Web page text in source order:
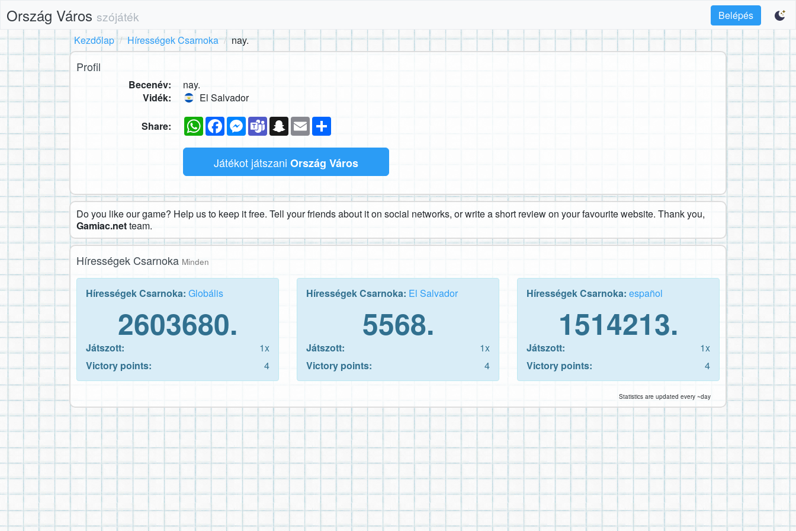
Ország Város szójáték
Belépés
Kezdőlap
Hírességek Csarnoka nay.
Profil
Becenév:
nay.
Vidék:
El Salvador
Share: WhatsAppFacebookMessenger
TeamsSnapchat
Email
Játékot játszani Ország Város
Do you like our game? Help us to keep it free. Tell your friends about it on social networks, or write a short review on your favourite website. Thank you,
Gamiac.netteam.
Hírességek Csarnoka Minden
Hírességek Csarnoka: Globális
2603680.
Játszott:
1x
Victory points:
4
Hírességek Csarnoka: El Salvador
5568.
Játszott:
1x
Victory points:
4
Hírességek Csarnoka: español
1514213.
Játszott:
1x
Victory points:
4
Statistics are updated every ~day